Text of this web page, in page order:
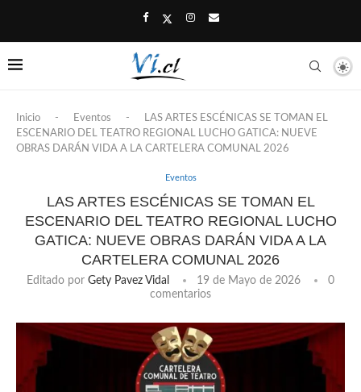
Inicio - Eventos -
LAS ARTES ESCÉNICAS SE TOMAN EL
ESCENARIO DEL TEATRO REGIONAL LUCHO GATICA: NUEVE
OBRAS DARÁN VIDA A LA CARTELERA COMUNAL 2026
Eventos
LAS ARTES ESCÉNICAS SE TOMAN EL
ESCENARIO DEL TEATRO REGIONAL LUCHO
GATICA: NUEVE OBRAS DARÁN VIDA A LA
CARTELERA COMUNAL 2026
Editado por Gety Pavez Vidal 19 de Mayo de 2026
0
comentarios